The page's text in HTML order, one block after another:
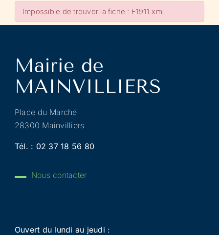
Impossible de trouver la fiche : F1911.xml
Place du Marché
28300 Mainvilliers
Tél. : 02 37 18 56 80
Nous contacter
Ouvert du lundi au jeudi :